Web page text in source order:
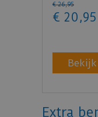
05038…
€ 26,95
€ 20 ,95
Extra